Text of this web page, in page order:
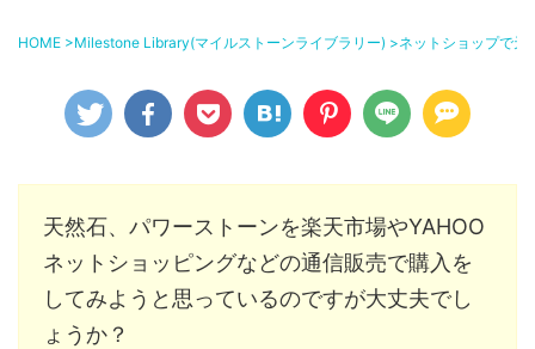
HOME >Milestone Library(マイルストーンライブラリー) >ネットショップで天
天然石、パワーストーンを楽天市場やYAHOO
ネットショッピングなどの通信販売で購入を
してみようと思っているのですが大丈夫でし
ょうか？